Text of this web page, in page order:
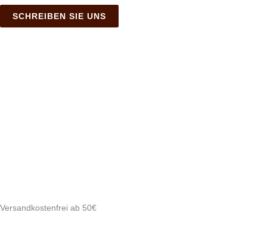
SCHREIBEN SIE UNS
Versandkostenfrei ab 50€